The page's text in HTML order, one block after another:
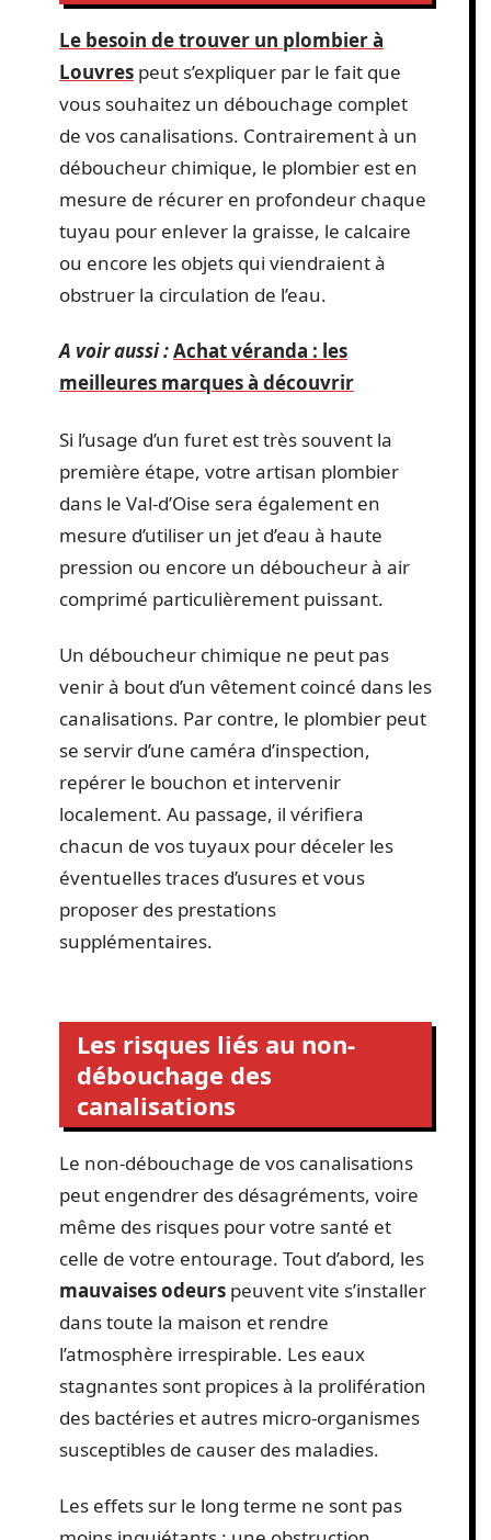
Le besoin de trouver un plombier à
Louvres peut s’expliquer par le fait que
vous souhaitez un débouchage complet
de vos canalisations. Contrairement à un
déboucheur chimique, le plombier est en
mesure de récurer en profondeur chaque
tuyau pour enlever la graisse, le calcaire
ou encore les objets qui viendraient à
obstruer la circulation de l’eau.
A voir aussi :Achat véranda : les
meilleures marques à découvrir
Si l’usage d’un furet est très souvent la
première étape, votre artisan plombier
dans le Val-d’Oise sera également en
mesure d’utiliser un jet d’eau à haute
pression ou encore un déboucheur à air
comprimé particulièrement puissant.
Un déboucheur chimique ne peut pas
venir à bout d’un vêtement coincé dans les
canalisations. Par contre, le plombier peut
se servir d’une caméra d’inspection,
repérer le bouchon et intervenir
localement. Au passage, il vérifiera
chacun de vos tuyaux pour déceler les
éventuelles traces d’usures et vous
proposer des prestations
supplémentaires.
Les risques liés au non-
débouchage des
canalisations
Le non-débouchage de vos canalisations
peut engendrer des désagréments, voire
même des risques pour votre santé et
celle de votre entourage. Tout d’abord, les
mauvaises odeurs peuvent vite s’installer
dans toute la maison et rendre
l’atmosphère irrespirable. Les eaux
stagnantes sont propices à la prolifération
des bactéries et autres micro-organismes
susceptibles de causer des maladies.
Les effets sur le long terme ne sont pas